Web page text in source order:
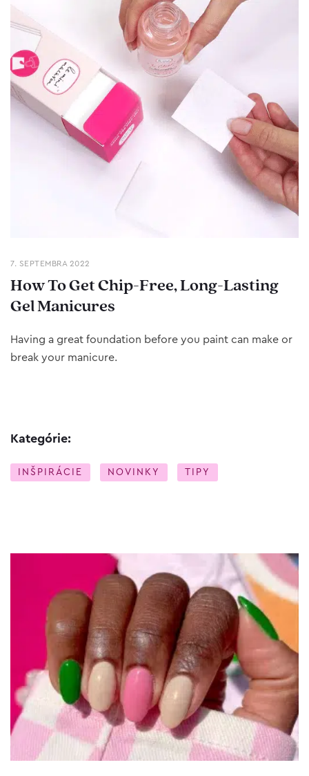
7. SEPTEMBRA 2022
How To Get Chip-Free, Long-Lasting
Gel Manicures
Having a great foundation before you paint can make or
break your manicure.
Kategórie:
INŠPIRÁCIE NOVINKY TIPY